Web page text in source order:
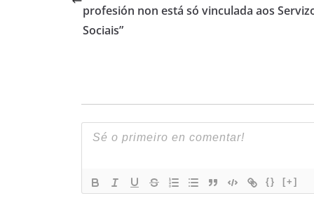
profesión non está só vinculada aos
Sociais”
{} [+]